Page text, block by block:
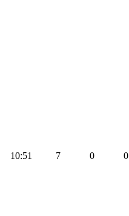
10:51 7 0 0